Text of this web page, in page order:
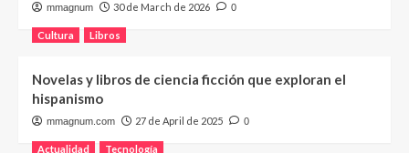
mmagnum 30 de March de 2026 0
Cultura Libros
Novelas y libros de ciencia ficción que exploran el
hispanismo
mmagnum.com 27 de April de 2025 0
Actualidad Tecnología